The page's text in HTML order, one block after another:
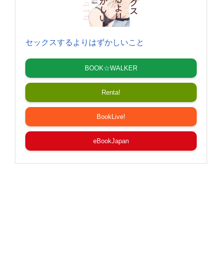
セックスするよりはずかしいこと
BOOK☆WALKER
Renta!
BookLive!
eBookJapan